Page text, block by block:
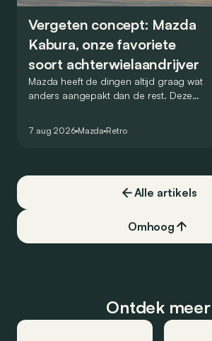
Vergeten concept: Mazda
Kabura, onze favoriete
soort achterwielaandrijver
Mazda heeft de dingen altijd graag wat
anders aangepakt dan de rest. Deze
7 aug 2026 Mazda Retro
Alle artikels
Omhoog
Ontdek meer